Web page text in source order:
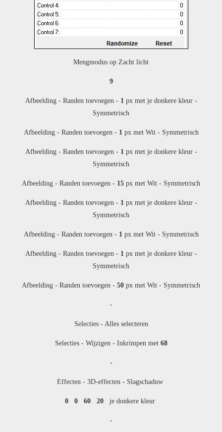
Mengmodus op Zacht licht
9
Afbeelding - Randen toevoegen - 1px met je donkere kleur -
Symmetrisch
Afbeelding - Randen toevoegen - 1px met Wit - Symmetrisch
Afbeelding - Randen toevoegen - 1px met je donkere kleur -
Symmetrisch
Afbeelding - Randen toevoegen - 15 px met Wit - Symmetrisch
Afbeelding - Randen toevoegen - 1px met je donkere kleur -
Symmetrisch
Afbeelding - Randen toevoegen - 1px met Wit - Symmetrisch
Afbeelding - Randen toevoegen - 1px met je donkere kleur -
Symmetrisch
Afbeelding - Randen toevoegen - 50 px met Wit - Symmetrisch
-
Selecties - Alles selecteren
Selecties - Wijzigen - Inkrimpen met 68
-
Effecten - 3D-effecten - Slagschaduw
0 0 60 20 je donkere kleur
-